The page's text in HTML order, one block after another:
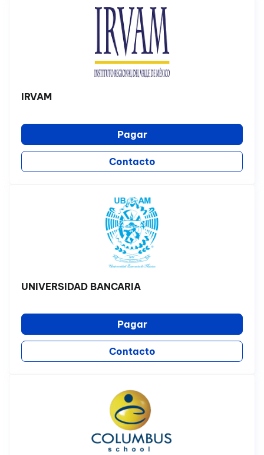
IRVAM
Pagar
Contacto
UNIVERSIDAD BANCARIA
Pagar
Contacto